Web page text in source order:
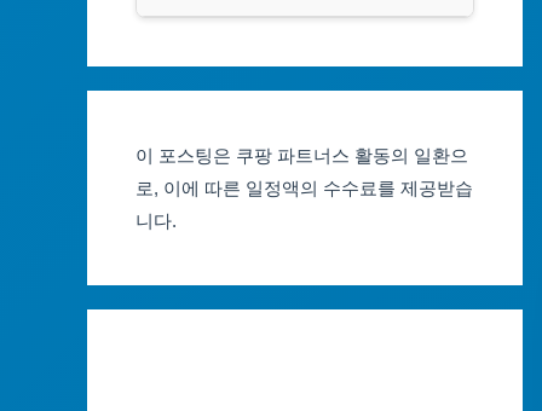
세종특별자치시
강원도
클룩
대구축제 일정
광주축제 일정
이 포스팅은 쿠팡 파트너스 활동의 일환으
로, 이에 따른 일정액의 수수료를 제공받습
니다.